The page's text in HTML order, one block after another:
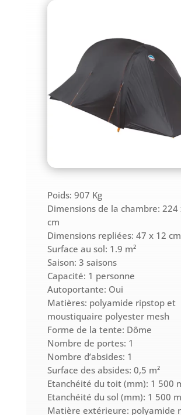
Poids: 907 Kg
Dimensions de la chambre: 224
cm
Dimensions repliées: 47 x 12 cm
Surface au sol: 1.9 m²
Saison: 3 saisons
Capacité: 1 personne
Autoportante: Oui
Matières: polyamide ripstop et
moustiquaire polyester mesh
Forme de la tente: Dôme
Nombre de portes: 1
Nombre d’absides: 1
Surface des absides: 0,5 m²
Etanchéité du toit (mm): 1 500
Etanchéité du sol (mm): 1 500
Matière extérieure: polyamide